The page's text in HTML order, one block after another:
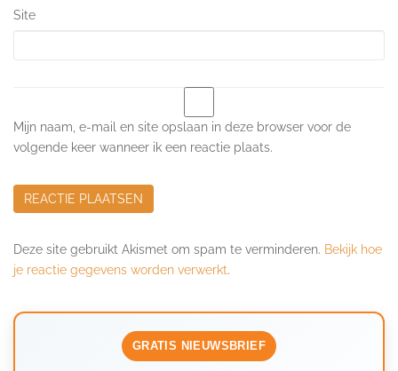
Site
Mijn naam, e-mail en site opslaan in deze browser voor de
volgende keer wanneer ik een reactie plaats.
Deze site gebruikt Akismet om spam te verminderen. Bekijk hoe
je reactie gegevens worden verwerkt.
GRATIS NIEUWSBRIEF